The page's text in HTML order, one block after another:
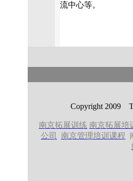
流中心等。
Copyright 2009
南京拓展训练 南京拓展培
公司
南京管理培训课程